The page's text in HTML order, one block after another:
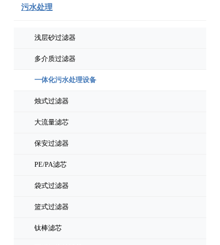
污水处理
浅层砂过滤器
多介质过滤器
一体化污水处理设备
烛式过滤器
大流量滤芯
保安过滤器
PE/PA滤芯
袋式过滤器
篮式过滤器
钛棒滤芯